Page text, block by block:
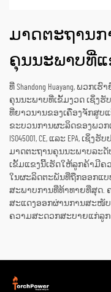
ມາດຕະຖານ
ຄຸນນະພາບທີ່ແ
ທີ່ Shandong Huayang, ພ
ຄຸນນະພາບທີ່ເຂັ້ມງວດ ເຊິ່ງຮັ
ທີ່ຍາວນານຂອງເຄື່ອງຈັກສູບແອັ
ຂະບວນການຜະລິດຂອງພວກເຮົ
ISO45001, CE, ແລະ EPA,
ມາດຕະຖານຄຸນນະພາບລະ
ເຂັ້ມແຂງນີ້ເຮັດໃຫ້ລູກຄ້າມີຄ
ໃນຜະລິດຕະພັນທີ່ຖືກອອກແບ
ສະພາບການທີ່ທ້າທາຍທີ່ສຸດ.
ສະແດງອອກຜ່ານການສະໜັ
ຄວາມສະດວກສະບາຍແກ່ລູ